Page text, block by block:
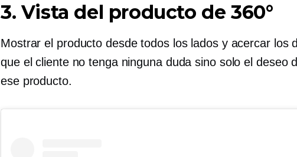
3. Vista del producto de 360°
Mostrar el producto desde todos los lados y acercar los
que el cliente no tenga ninguna duda sino solo el deseo
ese producto.